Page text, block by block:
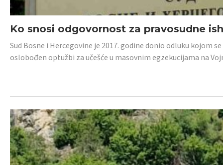
Ko snosi odgovornost za pravosudne
Sud Bosne i Hercegovine je 2017. godine donio odluku kojom
oslobođen optužbi za učešće u masovnim egzekucijama na